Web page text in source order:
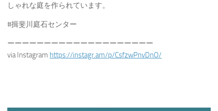
しゃれな庭を作られています。
#揖斐川庭石センター
ーーーーーーーーーーーーーーーーーーーー
via Instagram https://instagr.am/p/CsfzwPnvDnO/